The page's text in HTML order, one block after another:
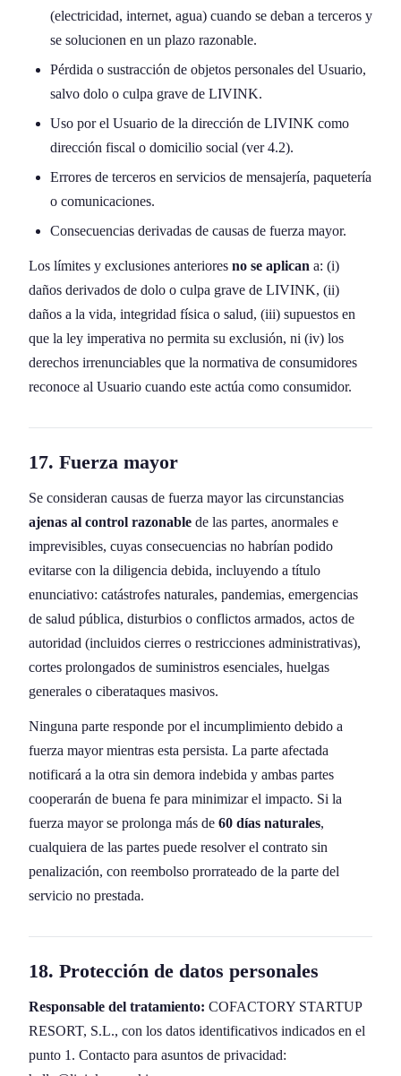
(electricidad, internet, agua) cuando se deban a terceros y
se solucionen en un plazo razonable.
Pérdida o sustracción de objetos personales del Usuario,
salvo dolo o culpa grave de LIVINK.
Uso por el Usuario de la dirección de LIVINK como
dirección fiscal o domicilio social (ver 4.2).
Errores de terceros en servicios de mensajería, paquetería
o comunicaciones.
Consecuencias derivadas de causas de fuerza mayor.
Los límites y exclusiones anteriores no se aplican a: (i)
daños derivados de dolo o culpa grave de LIVINK, (ii)
daños a la vida, integridad física o salud, (iii) supuestos en
que la ley imperativa no permita su exclusión, ni (iv) los
derechos irrenunciables que la normativa de consumidores
reconoce al Usuario cuando este actúa como consumidor.
17. Fuerza mayor
Se consideran causas de fuerza mayor las circunstancias
ajenas al control razonable de las partes, anormales e
imprevisibles, cuyas consecuencias no habrían podido
evitarse con la diligencia debida, incluyendo a título
enunciativo: catástrofes naturales, pandemias, emergencias
de salud pública, disturbios o conflictos armados, actos de
autoridad (incluidos cierres o restricciones administrativas),
cortes prolongados de suministros esenciales, huelgas
generales o ciberataques masivos.
Ninguna parte responde por el incumplimiento debido a
fuerza mayor mientras esta persista. La parte afectada
notificará a la otra sin demora indebida y ambas partes
cooperarán de buena fe para minimizar el impacto. Si la
fuerza mayor se prolonga más de 60 días naturales,
cualquiera de las partes puede resolver el contrato sin
penalización, con reembolso prorrateado de la parte del
servicio no prestada.
18. Protección de datos personales
Responsable del tratamiento: COFACTORY STARTUP
RESORT, S.L., con los datos identificativos indicados en el
punto 1. Contacto para asuntos de privacidad: